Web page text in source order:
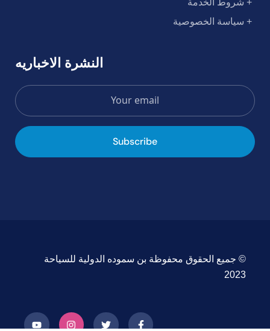
+ سياسة الخصوصية
النشرة الاخباريه
Subscribe
© جميع الحقوق محفوظة بن سموده الدولية للسياحة
2023